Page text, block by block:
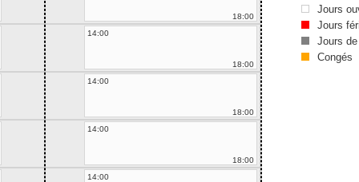
18:00
14:00
18:00
14:00
18:00
14:00
18:00
14:00
Jours
Jours
Jours
Congés